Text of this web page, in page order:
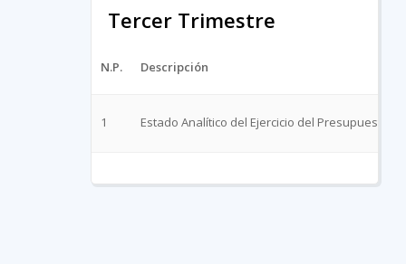
Tercer Trimestre
N.P. Descripción
1 Estado Analítico del Ejercicio del Presupuesto